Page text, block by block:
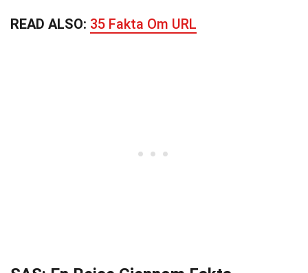
READ ALSO: 35 Fakta Om URL